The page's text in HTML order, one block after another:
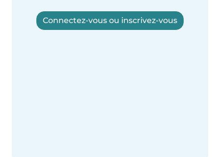
Connectez-vous ou inscrivez-vous